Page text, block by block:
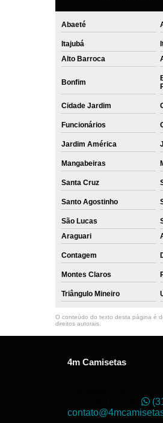
Abaeté
Itajubá
Alto Barroca
Bonfim
Cidade Jardim
Funcionários
Jardim América
Mangabeiras
Santa Cruz
Santo Agostinho
São Lucas
Araguari
Contagem
Montes Claros
Triângulo Mineiro
O conteúdo do texto desta página é
direitos autorais
4m Camisetas